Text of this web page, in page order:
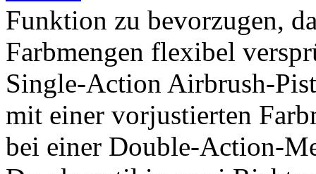
Funktion zu bevorzugen,
Farbmengen flexibel
Single-Action Airbrush-
mit einer vorjustierten
bei einer Double-Action-